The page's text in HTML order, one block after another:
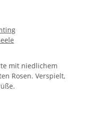
mit niedlichem
Rosen. Verspielt,